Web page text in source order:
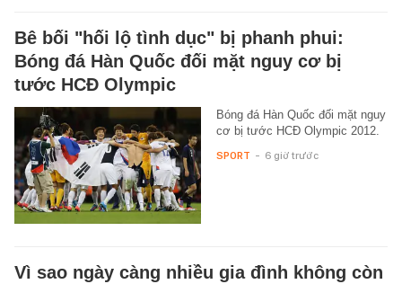
Bê bối "hối lộ tình dục" bị phanh phui:
Bóng đá Hàn Quốc đối mặt nguy cơ bị
tước HCĐ Olympic
Bóng đá Hàn Quốc đối mặt nguy
cơ bị tước HCĐ Olympic 2012.
SPORT - 6 giờ trước
Vì sao ngày càng nhiều gia đình không còn